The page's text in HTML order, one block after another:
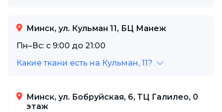
Минск, ул. Кульман 11, БЦ Манеж
Пн–Вс: с 9:00 до 21:00
Какие ткани есть на Кульман, 11?
Минск, ул. Бобруйская, 6, ТЦ Галилео, 0
этаж